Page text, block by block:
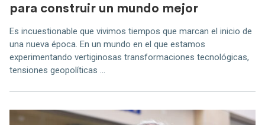
para construir un mundo mejor
Es incuestionable que vivimos tiempos que marcan el inicio de
una nueva época. En un mundo en el que estamos
experimentando vertiginosas transformaciones tecnológicas,
tensiones geopolíticas ...